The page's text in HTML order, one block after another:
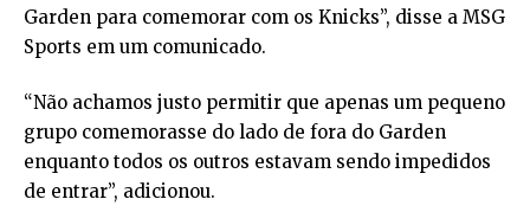
Garden para comemorar com os Knicks”, disse a MSG
Sports em um comunicado.
“Não achamos justo permitir que apenas um pequeno
grupo comemorasse do lado de fora do Garden
enquanto todos os outros estavam sendo impedidos
de entrar”, adicionou.